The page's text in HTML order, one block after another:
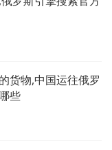
货物,中国运往俄罗
些